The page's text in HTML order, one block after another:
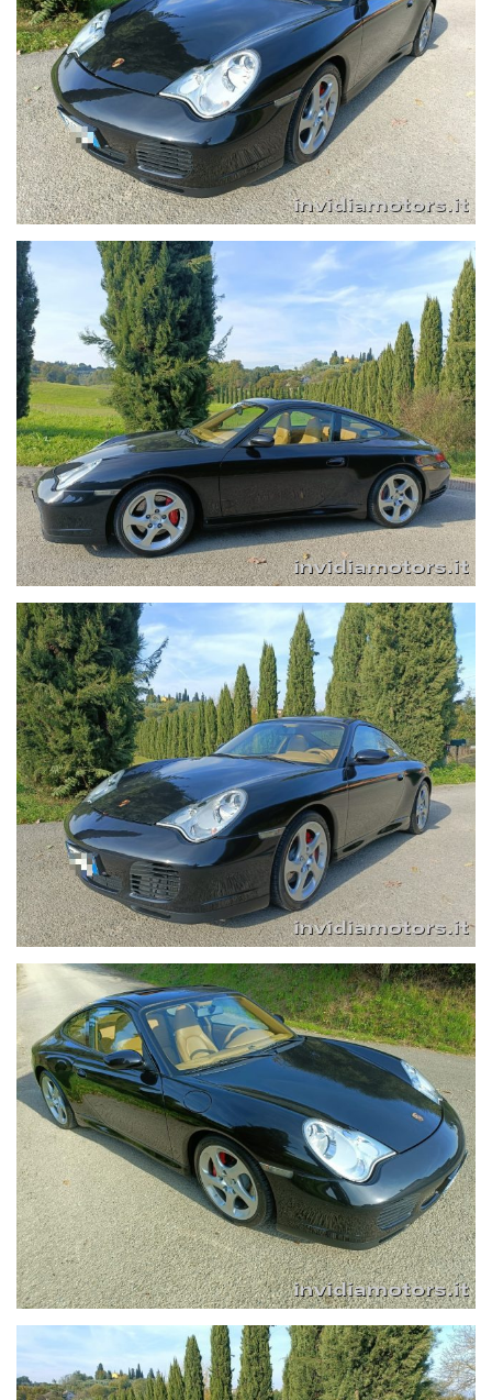
-antifurto satellitare Porsche Auto completa di Book Service,
Appena eseguito il 111 Punti, Contratto di Acquisto Porsche da
nuova e certificato di consegna del 2002, Modulo ASI+CRS
compreso dicitura a libretto e targa oro.
Dicono di lei...Le vendite della Porsche 996 Carrera 3.6, il
modello facelift della prima 911 raffreddata ad acqua di
Porsche, sono iniziate nel 2001 per l'anno modello 2002. È
anche popolarmente conosciuto come 996.2/996 Mk II Carrera.
La 911 Carrera rivista aveva fari di nuova concezione, piccoli
leggendari con Carrera 4S e Targa. Solo la Porsche 996 Carrera
4S ha l'ampia estremità posteriore che era precedentemente
riservata al Turbo. Con la striscia luminosa continua tra i fari
posteriori, riprende un elemento stilistico estremamente
popolare della Porsche 993 Carrera 4S.
PREZZO IN PROMOZIONE SENZA PERMUTA, CON USATO IL
PREZZO SARà MAGGIORATO DI EURO 5.000,00
- SI RICEVE SOLO SU APPUNTAMENTO, CONTACT US BEFORE
YOUR VISIT- E' possibile effettuare l'acquisto On-Line; con
una semplice telefonata riceverete sulla vostra mail il
contratto e i documenti necessari per perfezionare
l'acquisto.- Le informazioni potrebbero contenere delle
imprecisioni involontarie. L'inserzione non ha valore
contrattuale, ma solo informativo.